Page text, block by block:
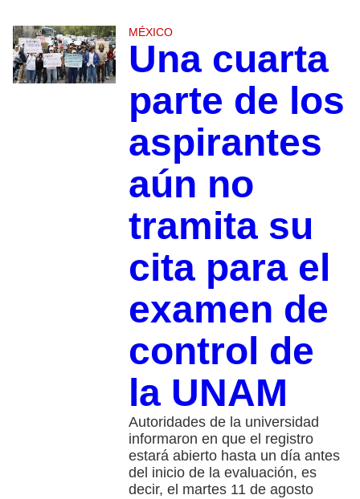
MÉXICO
Una cuarta
parte de los
aspirantes
aún no
tramita su
cita para el
examen de
control de
la UNAM
Autoridades de la universidad
informaron en que el registro
estará abierto hasta un día antes
del inicio de la evaluación, es
decir, el martes 11 de agosto